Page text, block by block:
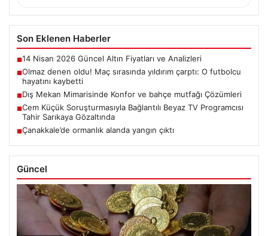
Son Eklenen Haberler
■14 Nisan 2026 Güncel Altın Fiyatları ve Analizleri
■Olmaz denen oldu! Maç sırasında yıldırım çarptı: O futbolcu
hayatını kaybetti
■Dış Mekan Mimarisinde Konfor ve bahçe mutfağı Çözümleri
■Cem Küçük Soruşturmasıyla Bağlantılı Beyaz TV Programcısı
Tahir Sarıkaya Gözaltında
■Çanakkale’de ormanlık alanda yangın çıktı
Güncel